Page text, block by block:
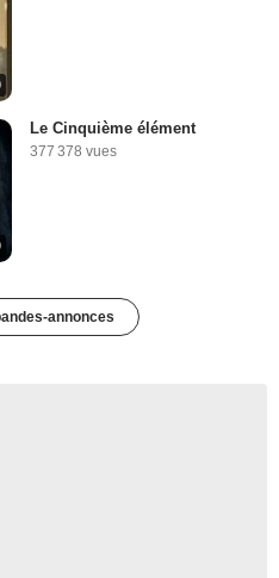
Le Cinquième élément
377 378 vues
annonces